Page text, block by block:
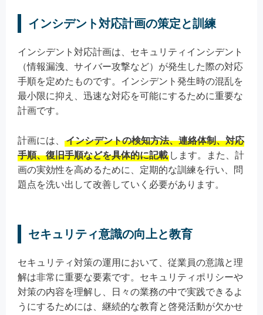
インシデント対応計画の策定と訓練
インシデント対応計画は、セキュリティインシデント
（情報漏洩、サイバー攻撃など）が発生した際の対応
手順を定めたものです。インシデント発生時の混乱を
最小限に抑え、迅速な対応を可能にするために重要な
計画です。
計画には、
インシデントの検知方法、連絡体制、対応
手順、復旧手順などを具体的に記載 します。また、計
画の実効性を高めるために、定期的な訓練を行い、問
題点を洗い出して改善していく必要があります。
セキュリティ意識の向上と教育
セキュリティ対策の運用において、従業員の意識と理
解は非常に重要な要素です。セキュリティポリシーや
対策の内容を理解し、日々の業務の中で実践できるよ
うにするためには、継続的な教育と啓発活動が欠かせ